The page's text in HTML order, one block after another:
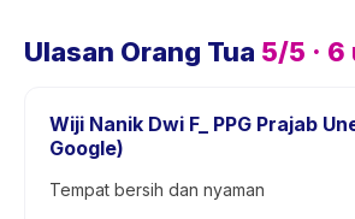
Ulasan Orang Tua 5/5 · 6
Wiji Nanik Dwi F_ PPG Prajab
Google)
Tempat bersih dan nyaman